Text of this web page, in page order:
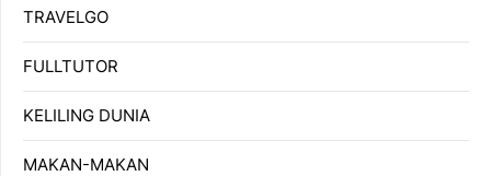
TRAVELGO
FULLTUTOR
KELILING DUNIA
MAKAN-MAKAN